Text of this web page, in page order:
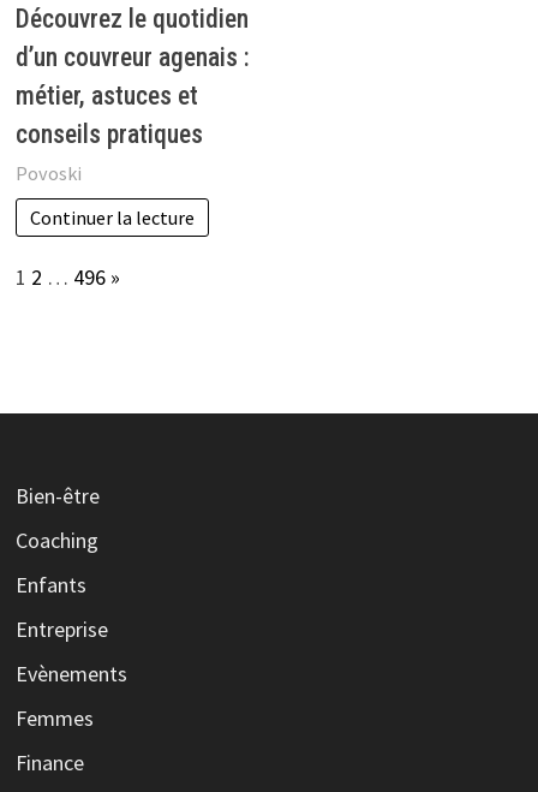
Découvrez le quotidien
d’un couvreur agenais :
métier, astuces et
conseils pratiques
Povoski
Continuer la lecture
Page:
1 2 … 496 Next
»
Bien-être
Coaching
Enfants
Entreprise
Evènements
Femmes
Finance